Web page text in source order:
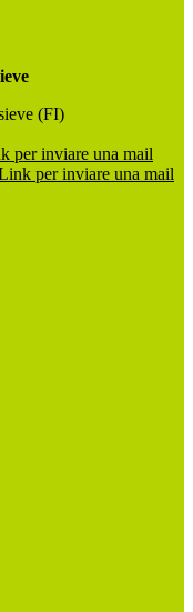
(FI)
per inviare una mail
per inviare una mail